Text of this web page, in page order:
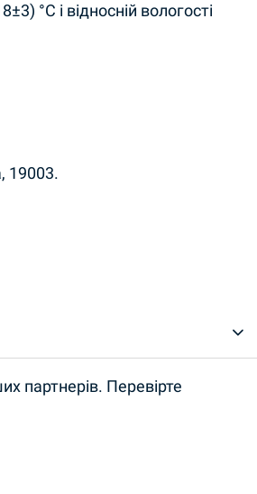
°С і відносній вологості
19003.
партнерів. Перевірте